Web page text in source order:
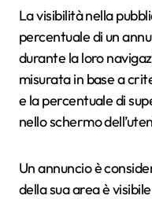
La visibilità nella
percentuale di un
durante la loro
misurata in base a
e la percentuale di
nello schermo
Un annuncio è
della sua area è